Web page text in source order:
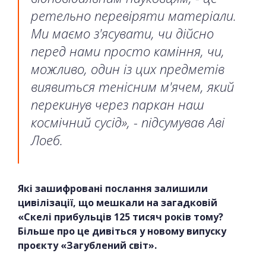
ретельно перевіряти матеріали.
Ми маємо з'ясувати, чи дійсно
перед нами просто каміння, чи,
можливо, один із цих предметів
виявиться тенісним м'ячем, який
перекинув через паркан наш
космічний сусід», - підсумував Аві
Лоеб.
Які зашифровані послання залишили
цивілізації, що мешкали на загадковій
«Скелі прибульців 125 тисяч років тому?
Більше про це дивіться у новому випуску
проєкту «Загублений світ».